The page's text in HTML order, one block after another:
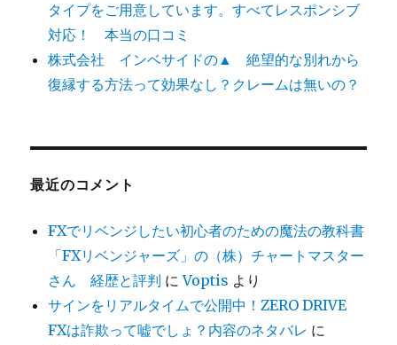
タイプをご用意しています。すべてレスポンシブ
対応！ 本当の口コミ
株式会社 インベサイドの▲ 絶望的な別れから
復縁する方法って効果なし？クレームは無いの？
最近のコメント
FXでリベンジしたい初心者のための魔法の教科書
「FXリベンジャーズ」の（株）チャートマスター
さん 経歴と評判 にVoptis より
サインをリアルタイムで公開中！ZERO DRIVE
FXは詐欺って嘘でしょ？内容のネタバレ に